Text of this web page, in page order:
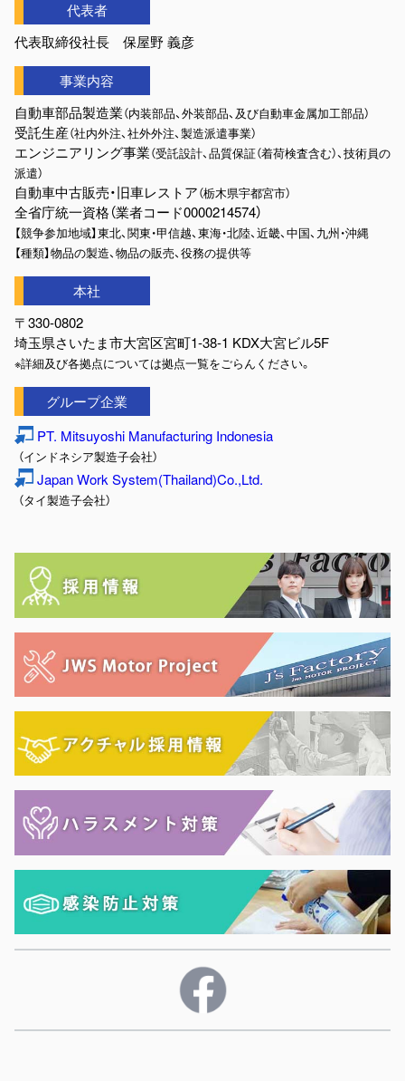
代表者
代表取締役社長 保屋野 義彦
事業内容
自動車部品製造業（内装部品、外装部品、及び自動車金属加工部品）
受託生産（社内外注、社外外注、製造派遣事業）
エンジニアリング事業（受託設計、品質保証（着荷検査含む）、技術員の
派遣）
自動車中古販売・旧車レストア（栃木県宇都宮市）
全省庁統一資格（業者コード0000214574）
【競争参加地域】東北、関東・甲信越、東海・北陸、近畿、中国、九州・沖縄
【種類】物品の製造、物品の販売、役務の提供等
本社
〒330-0802
埼玉県さいたま市大宮区宮町1-38-1 KDX大宮ビル5F
※詳細及び各拠点については拠点一覧をごらんください。
グループ企業
PT. Mitsuyoshi Manufacturing Indonesia
（インドネシア製造子会社）
Japan Work System(Thailand)Co.,Ltd.
（タイ製造子会社）